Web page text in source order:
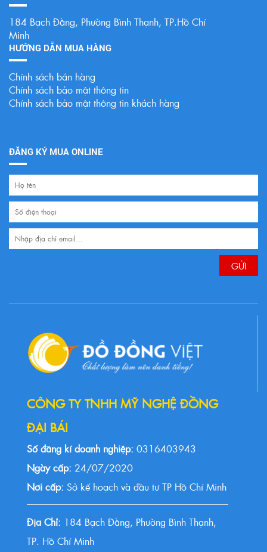
184 Bạch Đằng, Phường Bình Thạnh, TP.Hồ Chí
Minh
HƯỚNG DẪN MUA HÀNG
Chính sách bán hàng
Chính sách bảo mật thông tin
Chính sách bảo mật thông tin khách hàng
ĐĂNG KÝ MUA ONLINE
CÔNG TY TNHH MỸ NGHỆ ĐỒNG
ĐẠI BÁI
Số đăng kí doanh nghiệp: 0316403943
Ngày cấp: 24/07/2020
Nơi cấp: Sở kế hoạch và đầu tư TP Hồ Chí Minh
Địa Chỉ: 184 Bạch Đằng, Phường Bình Thạnh,
TP. Hồ Chí Minh